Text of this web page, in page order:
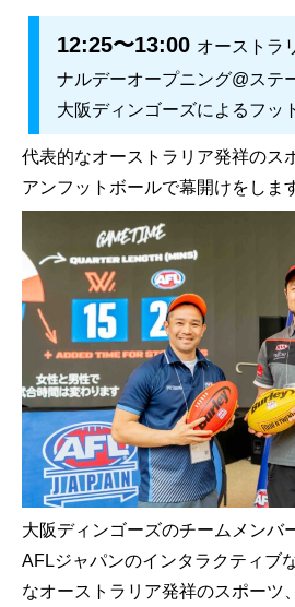
12:25〜13:00 オーストラ
ナルデーオープニング@ス
大阪ディンゴーズによるフ
代表的なオーストラリア発祥のス
アンフットボールで幕開けをしま
大阪ディンゴーズのチームメンバ
AFLジャパンのインタラクティブ
なオーストラリア発祥のスポーツ